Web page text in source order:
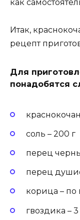
как
Итак,
рецепт
Для
понадобятся
соль – 200 г
перец
перец
корица – по
гвоздика –